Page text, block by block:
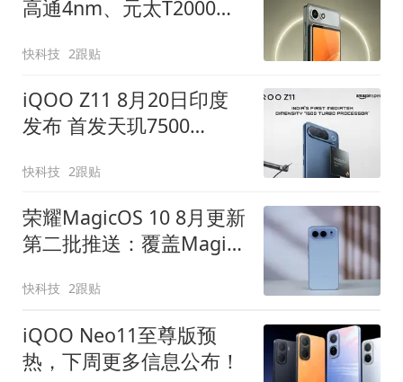
高通4nm、元太T2000双
少
快科技 2跟贴
iQOO Z11 8月20日印度
发布 首发天玑7500
快科技 2跟贴
荣耀MagicOS 10 8月更新
第二批推送：覆盖Magic7
快科技 2跟贴
iQOO Neo11至尊版预
热，下周更多信息公布！